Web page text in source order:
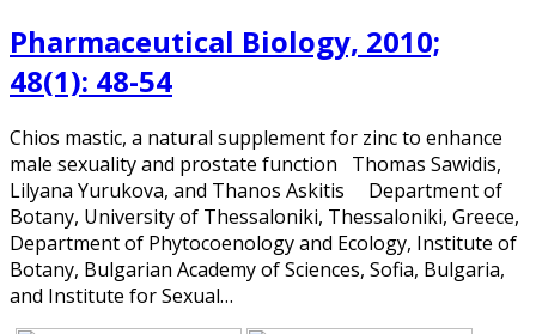
Pharmaceutical Biology, 2010;
48(1): 48-54
Chios mastic, a natural supplement for zinc to enhance
male sexuality and prostate function Thomas Sawidis,
Lilyana Yurukova, and Thanos Askitis Department of
Botany, University of Thessaloniki, Thessaloniki, Greece,
Department of Phytocoenology and Ecology, Institute of
Botany, Bulgarian Academy of Sciences, Sofia, Bulgaria,
and Institute for Sexual…